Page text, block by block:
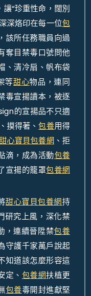
讓“珍重性命，闊別
深烙印在每一位包
該所任務職員向過
奪目禁毒口號問他
、清冷扇、帆布袋
等甜心物品，連同
毒宣揚讀本，被逐
的宣揚品不只適
摸得著、包養用得
心寶貝包養網 、拒
滴，成為活動包養
宣揚的籠罩包養網
甜心寶貝包養網持
研究上風，深化禁
，連續晉陞禁包養
守護千家萬戶說起
知道該怎麼形容這
定、 包養網扶植更
包養毒開封進獻堅